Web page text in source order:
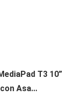
T3 10”
Asa...